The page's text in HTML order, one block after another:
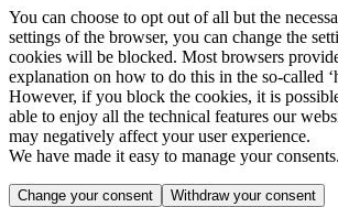
You can choose to opt out of all but the
settings of the browser, you can change the
cookies will be blocked. Most browsers
explanation on how to do this in the so-called
However, if you block the cookies, it is
able to enjoy all the technical features our
may negatively affect your user experience.
We have made it easy to manage your consents.
Change your consent Withdraw your consent